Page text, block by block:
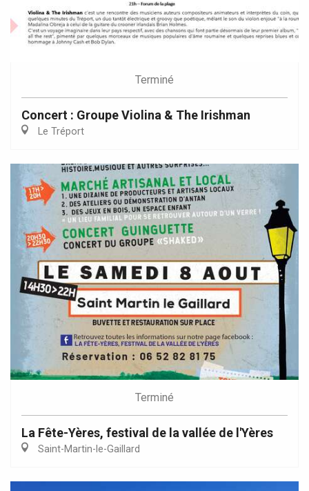
Terminé
Concert : Groupe Violina & The Irishman
Le Tréport
Terminé
La Fête-Yères, festival de la vallée de l'Yères
Saint-Martin-le-Gaillard